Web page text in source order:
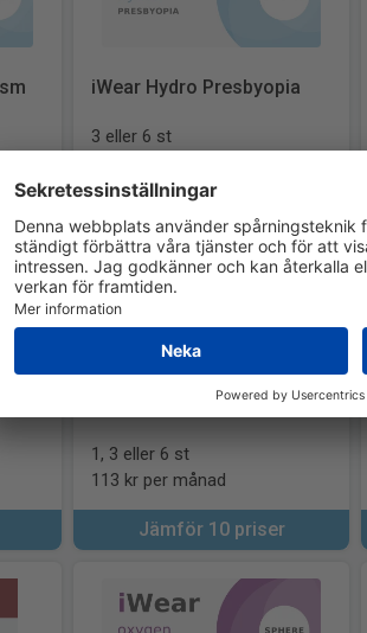
iWear Hydro Presbyopia
3 eller 6 st
1, 3 eller 6 st
113 kr per månad
Jämför 10 priser